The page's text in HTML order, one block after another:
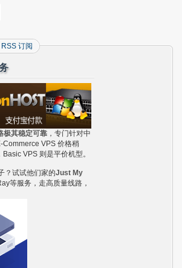
RSS 订阅
极其稳定可靠 ，专门针对中
Commerce VPS 价格稍
VPS 则是平价机型。
？试试他们家的Just My
等服务，走高质量线路，